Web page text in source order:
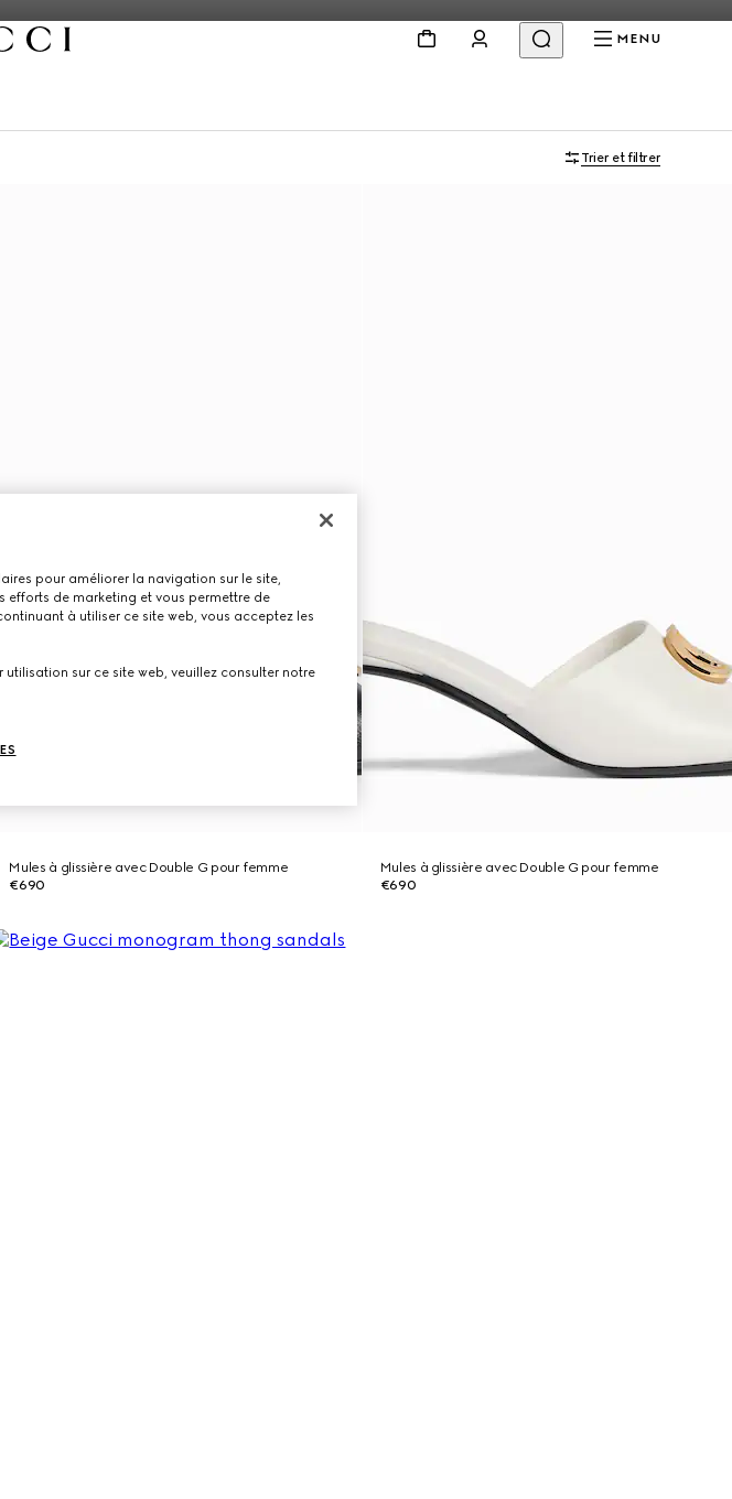
MENU
Trier et filtrer
Mules à glissière avec Double G pour femme
€690
Mules à glissière avec Double G pour femme
€690
pour améliorer la navigation sur le site,
efforts de marketing et vous permettre de
à utiliser ce site web, vous acceptez les
sur ce site web, veuillez consulter notre